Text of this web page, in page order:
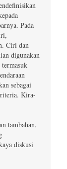
Pada
Ciri dan
digunakan
sebagai
Kira-
tambahan,
diskusi